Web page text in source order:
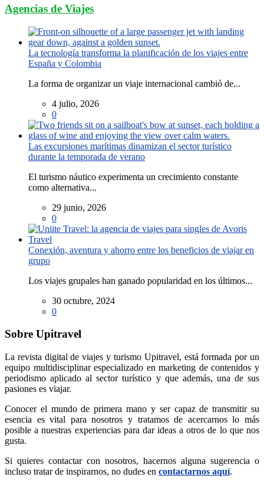
Agencias de Viajes
La tecnología transforma la planificación de los viajes entre
España y Colombia
La forma de organizar un viaje internacional cambió de...
4 julio, 2026
0
Las excursiones marítimas dinamizan el sector turístico
durante la temporada de verano
El turismo náutico experimenta un crecimiento constante
como alternativa...
29 junio, 2026
0
Conexión, aventura y ahorro entre los beneficios de viajar en
grupo
Los viajes grupales han ganado popularidad en los últimos...
30 octubre, 2024
0
Sobre Upitravel
La revista digital de viajes y turismo Upitravel, está formada por un
equipo multidisciplinar especializado en marketing de contenidos y
periodismo aplicado al sector turístico y que además, una de sus
pasiones es viajar.
Conocer el mundo de primera mano y ser capaz de transmitir su
esencia es vital para nosotros y tratamos de acercarnos lo más
posible a nuestras experiencias para dar ideas a otros de lo que nos
gusta.
Si quieres contactar con nosotros, hacernos alguna sugerencia o
incluso tratar de inspirarnos, no dudes en contactarnos aquí.